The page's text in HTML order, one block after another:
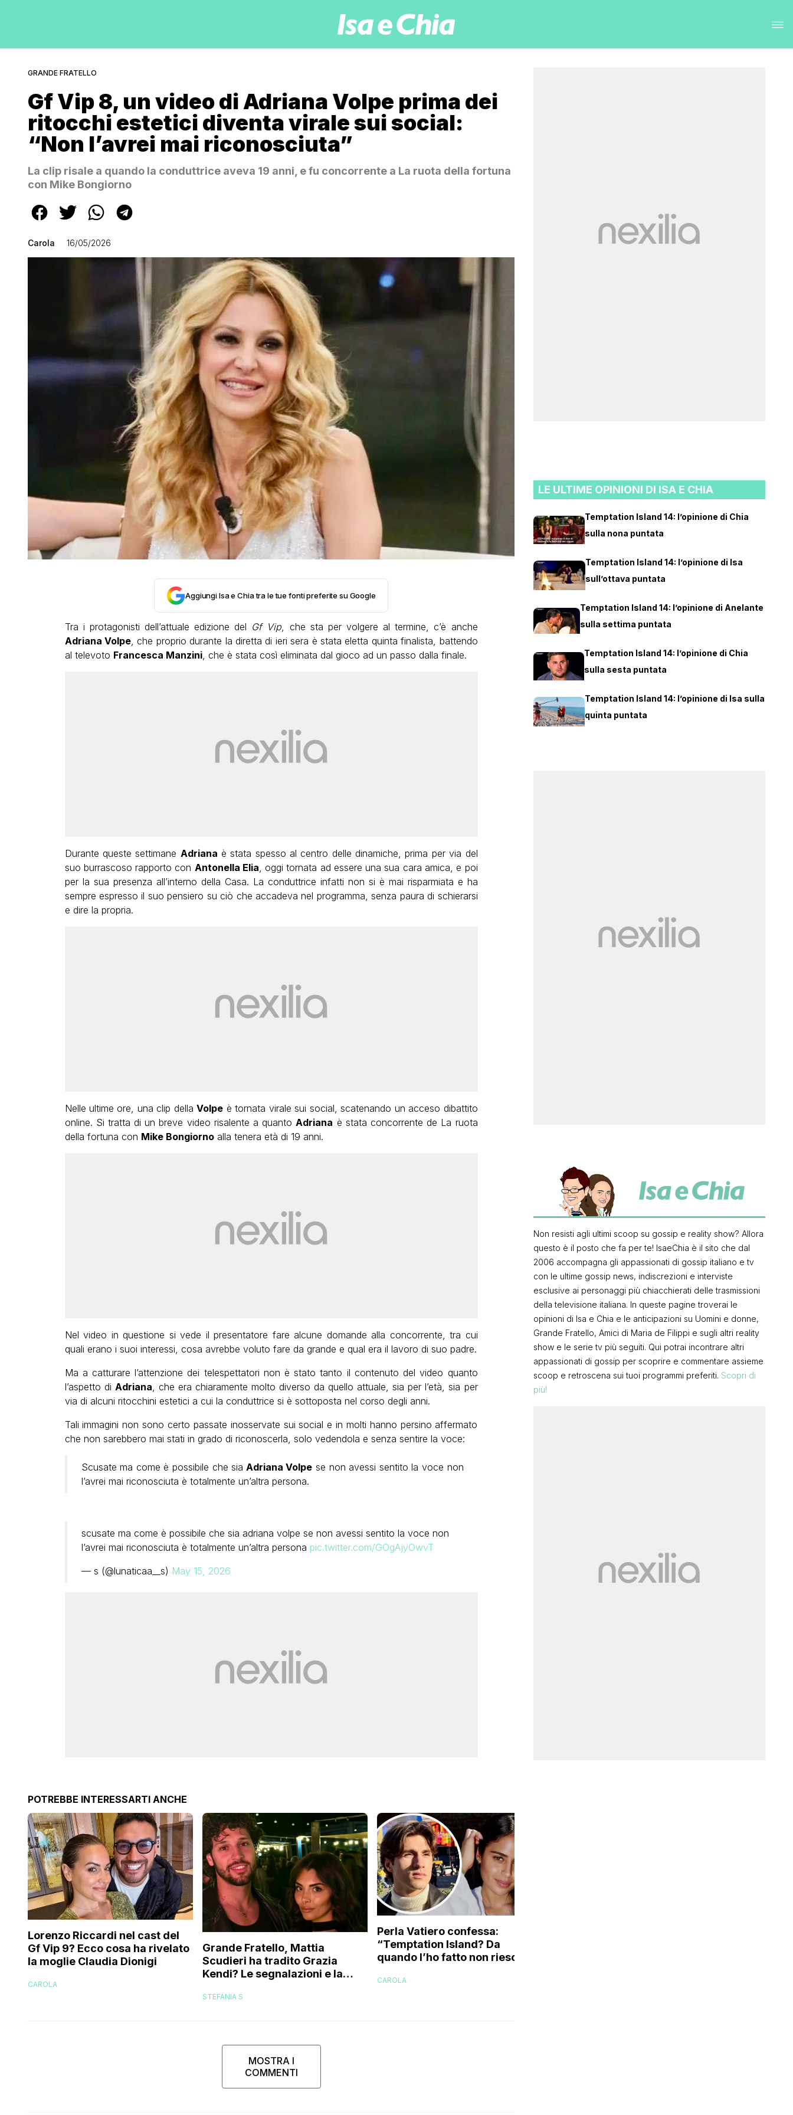
GRANDE FRATELLO
Gf Vip 8, un video di Adriana Volpe prima dei
ritocchi estetici diventa virale sui social:
“Non l’avrei mai riconosciuta”
La clip risale a quando la conduttrice aveva 19 anni, e fu concorrente a La ruota della fortuna
con Mike Bongiorno
Carola 16/05/2026
Aggiungi Isa e Chia tra le tue fonti preferite su Google
Tra i protagonisti dell’attuale edizione del Gf Vip, che sta per volgere al termine, c’è anche
Adriana Volpe, che proprio durante la diretta di ieri sera è stata eletta quinta finalista, battendo
al televoto Francesca Manzini, che è stata così eliminata dal gioco ad un passo dalla finale.
Durante queste settimane Adriana è stata spesso al centro delle dinamiche, prima per via del
suo burrascoso rapporto con Antonella Elia, oggi tornata ad essere una sua cara amica, e poi
per la sua presenza all’interno della Casa. La conduttrice infatti non si è mai risparmiata e ha
sempre espresso il suo pensiero su ciò che accadeva nel programma, senza paura di schierarsi
e dire la propria.
Nelle ultime ore, una clip dellaVolpe è tornata virale sui social, scatenando un acceso dibattito
online. Si tratta di un breve video risalente a quantoAdriana è stata concorrente de La ruota
della fortuna con Mike Bongiornoalla tenera età di 19 anni.
Nel video in questione si vede il presentatore fare alcune domande alla concorrente, tra cui
quali erano i suoi interessi, cosa avrebbe voluto fare da grande e qual era il lavoro di suo padre.
Ma a catturare l’attenzione dei telespettatori non è stato tanto il contenuto del video quanto
l’aspetto di Adriana, che era chiaramente molto diverso da quello attuale, sia per l’età, sia per
via di alcuni ritocchini estetici a cui la conduttrice si è sottoposta nel corso degli anni.
Tali immagini non sono certo passate inosservate sui social e in molti hanno persino affermato
che non sarebbero mai stati in grado di riconoscerla, solo vedendola e senza sentire la voce:
Scusate ma come è possibile che sia Adriana Volpe se non avessi sentito la voce non
l’avrei mai riconosciuta è totalmente un’altra persona.
scusate ma come è possibile che sia adriana volpe se non avessi sentito la voce non
l’avrei mai riconosciuta è totalmente un’altra persona pic.twitter.com/GOgAjyOwvT
— s (@lunaticaa__s) May 15, 2026
POTREBBE INTERESSARTI ANCHE
Lorenzo Riccardi nel cast del
Gf Vip 9? Ecco cosa ha rivelato
la moglie Claudia Dionigi
CAROLA
Grande Fratello, Mattia
Scudieri ha tradito Grazia
Kendi? Le segnalazioni e la
STEFANIA S
Perla Vatiero confessa:
“Temptation Island? Da
quando l’ho fatto non riesco più
CAROLA
MOSTRA I
COMMENTI
LE ULTIME OPINIONI DI ISA E CHIA
Temptation Island 14: l’opinione di Chia
sulla nona puntata
Temptation Island 14: l’opinione di Isa
sull’ottava puntata
Temptation Island 14: l’opinione di Anelante
sulla settima puntata
Temptation Island 14: l’opinione di Chia
sulla sesta puntata
Temptation Island 14: l’opinione di Isa sulla
quinta puntata
Non resisti agli ultimi scoop su gossip e reality show? Allora
questo è il posto che fa per te! IsaeChia è il sito che dal
2006 accompagna gli appassionati di gossip italiano e tv
con le ultime gossip news, indiscrezioni e interviste
esclusive ai personaggi più chiacchierati delle trasmissioni
della televisione italiana. In queste pagine troverai le
opinioni di Isa e Chia e le anticipazioni su Uomini e donne,
Grande Fratello, Amici di Maria de Filippi e sugli altri reality
show e le serie tv più seguiti. Qui potrai incontrare altri
appassionati di gossip per scoprire e commentare assieme
scoop e retroscena sui tuoi programmi preferiti. Scopri di
più!